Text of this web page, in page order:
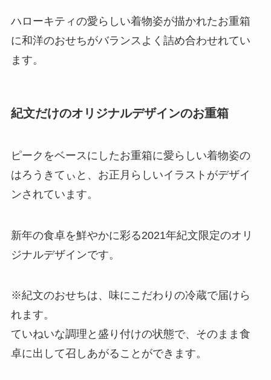
ハローキティの愛らしい着物姿が描かれたお重箱
に和洋のおせちがバランスよく詰め合わせれてい
ます。
紀文だけのオリジナルデザインのお重箱
ピークをベースにしたお重箱に愛らしい着物姿の
はろうきてぃと、お正月らしいイラストがデザイ
ンされています。
新年の食卓を鮮やかに彩る2021年紀文限定のオリ
ジナルデザインです。
※紀文のおせちは、味にこだわりの冷蔵で届けら
れます。
ていねいな調理と盛り付けの状態で、そのまま食
卓に出して召しあがることができます。